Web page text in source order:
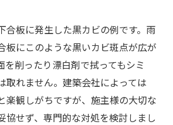
合板に発生した黒カビの例です。雨
板にこのような黒いカビ斑点が広が
を削ったり漂白剤で拭ってもシミ
取れません。建築会社によっては
楽観しがちですが、施主様の大切な
協せず、専門的な対処を検討しまし